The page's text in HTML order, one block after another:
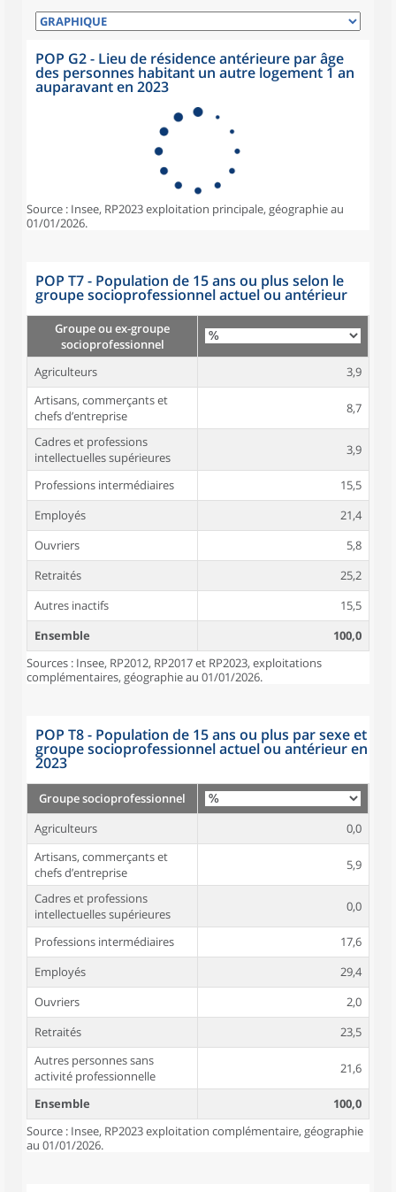
POP G2 - Lieu de résidence antérieure par âge
des personnes habitant un autre logement 1 an
auparavant en 2023
Source : Insee, RP2023 exploitation principale, géographie au
01/01/2026.
POP T7 - Population de 15 ans ou plus selon le
groupe socioprofessionnel actuel ou antérieur
Groupe ou ex-groupe
socioprofessionnel
Agriculteurs
3,9
Artisans, commerçants et
chefs d’entreprise
8,7
Cadres et professions
intellectuelles supérieures
3,9
Professions intermédiaires
15,5
Employés
21,4
Ouvriers
5,8
Retraités
25,2
Autres inactifs
15,5
Ensemble
100,0
Sources : Insee, RP2012, RP2017 et RP2023, exploitations
complémentaires, géographie au 01/01/2026.
POP T8 - Population de 15 ans ou plus par sexe et
groupe socioprofessionnel actuel ou antérieur en
2023
Groupe socioprofessionnel
Agriculteurs
0,0
Artisans, commerçants et
chefs d’entreprise
5,9
Cadres et professions
intellectuelles supérieures
0,0
Professions intermédiaires
17,6
Employés
29,4
Ouvriers
2,0
Retraités
23,5
Autres personnes sans
activité professionnelle
21,6
Ensemble
100,0
Source : Insee, RP2023 exploitation complémentaire, géographie
au 01/01/2026.